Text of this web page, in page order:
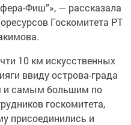
Фиш”», — рассказала
Госкомитета РТ
10 км искусственных
ввиду острова-града
и самым большим по
госкомитета,
присоединились и